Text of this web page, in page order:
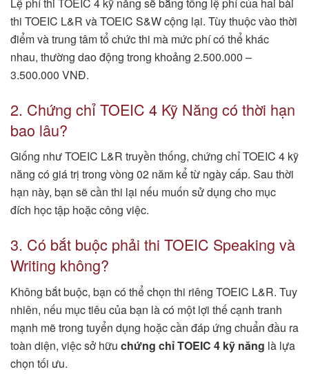
thi TOEIC L&R và TOEIC S&W cộng lại. Tùy thuộc vào thời
điểm và trung tâm tổ chức thi mà mức phí có thể khác
nhau, thường dao động trong khoảng 2.500.000 –
3.500.000 VNĐ.
2. Chứng chỉ TOEIC 4 Kỹ Năng có thời hạn
bao lâu?
Giống như TOEIC L&R truyền thống, chứng chỉ TOEIC 4 kỹ
năng có giá trị trong vòng 02 năm kể từ ngày cấp. Sau thời
hạn này, bạn sẽ cần thi lại nếu muốn sử dụng cho mục
đích học tập hoặc công việc.
3. Có bắt buộc phải thi TOEIC Speaking và
Writing không?
Không bắt buộc, bạn có thể chọn thi riêng TOEIC L&R. Tuy
nhiên, nếu mục tiêu của bạn là có một lợi thế cạnh tranh
mạnh mẽ trong tuyển dụng hoặc cần đáp ứng chuẩn đầu ra
toàn diện, việc sở hữu chứng chỉ TOEIC 4 kỹ năng là lựa
chọn tối ưu.